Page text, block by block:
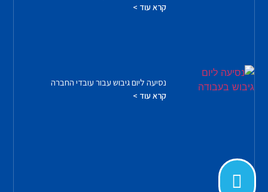
קרא עוד >
נסיעה ליום גיבוש עבור עובדי החברה
קרא עוד >